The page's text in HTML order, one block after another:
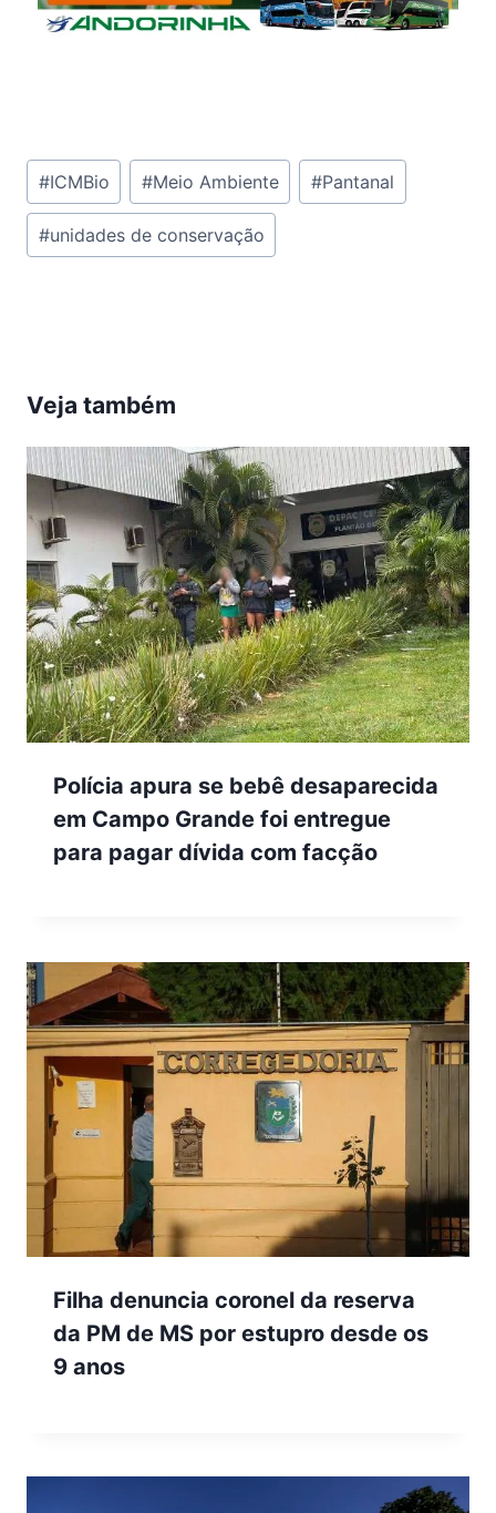
Tags
do
Post:
#ICMBio #Meio Ambiente #Pantanal
#unidades de conservação
Veja também
Polícia apura se bebê desaparecida
em Campo Grande foi entregue
para pagar dívida com facção
Filha denuncia coronel da reserva
da PM de MS por estupro desde os
9 anos